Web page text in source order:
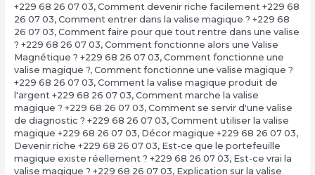
+229 68 26 07 03, Comment devenir riche facilement +229 68
26 07 03, Comment entrer dans la valise magique ? +229 68
26 07 03, Comment faire pour que tout rentre dans une valise
? +229 68 26 07 03, Comment fonctionne alors une Valise
Magnétique ? +229 68 26 07 03, Comment fonctionne une
valise magique ?, Comment fonctionne une valise magique ?
+229 68 26 07 03, Comment la valise magique produit de
l'argent +229 68 26 07 03, Comment marche la valise
magique ? +229 68 26 07 03, Comment se servir d'une valise
de diagnostic ? +229 68 26 07 03, Comment utiliser la valise
magique +229 68 26 07 03, Décor magique +229 68 26 07 03,
Devenir riche +229 68 26 07 03, Est-ce que le portefeuille
magique existe réellement ? +229 68 26 07 03, Est-ce vrai la
valise magique ? +229 68 26 07 03, Explication sur la valise